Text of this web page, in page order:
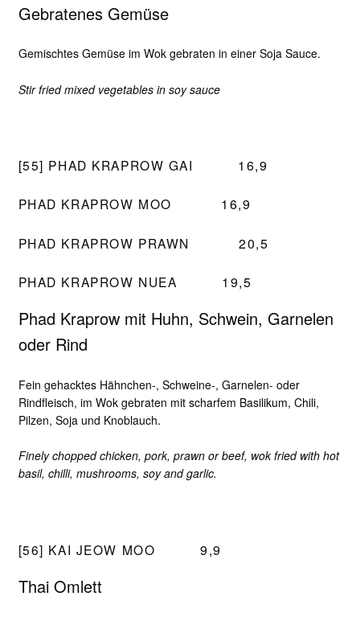
Gebratenes Gemüse
Gemischtes Gemüse im Wok gebraten in einer Soja Sauce.
Stir fried mixed vegetables in soy sauce
[55] PHAD KRAPROW GAI 16,9
PHAD KRAPROW MOO 16,9
PHAD KRAPROW PRAWN20,5
PHAD KRAPROW NUEA 19,5
Phad Kraprow mit Huhn, Schwein, Garnelen
oder Rind
Fein gehacktes Hähnchen-, Schweine-, Garnelen- oder
Rindfleisch, im Wok gebraten mit scharfem Basilikum, Chili,
Pilzen, Soja und Knoblauch.
Finely chopped chicken, pork, prawn or beef, wok fried with hot
basil, chilli, mushrooms, soy and garlic.
[56] KAI JEOW MOO 9,9
Thai Omlett